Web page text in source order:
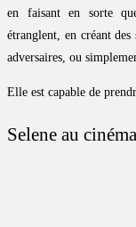
en faisant en sorte
étranglent, en créant des
adversaires, ou
Elle est capable de
Selene au cinéma